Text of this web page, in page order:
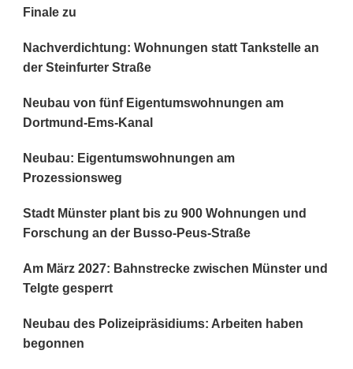
Finale zu
Nachverdichtung: Wohnungen statt Tankstelle an
der Steinfurter Straße
Neubau von fünf Eigentumswohnungen am
Dortmund-Ems-Kanal
Neubau: Eigentumswohnungen am
Prozessionsweg
Stadt Münster plant bis zu 900 Wohnungen und
Forschung an der Busso-Peus-Straße
Am März 2027: Bahnstrecke zwischen Münster und
Telgte gesperrt
Neubau des Polizeipräsidiums: Arbeiten haben
begonnen